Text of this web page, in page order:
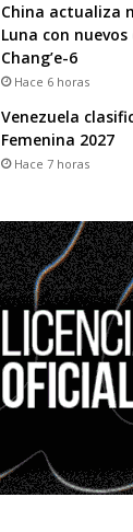
China actualiza
Luna con
Chang’e-6
Hace 6 horas
Venezuela
Femenina 2027
Hace 7 horas